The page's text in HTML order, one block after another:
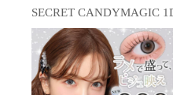
SECRET CANDYMAGIC